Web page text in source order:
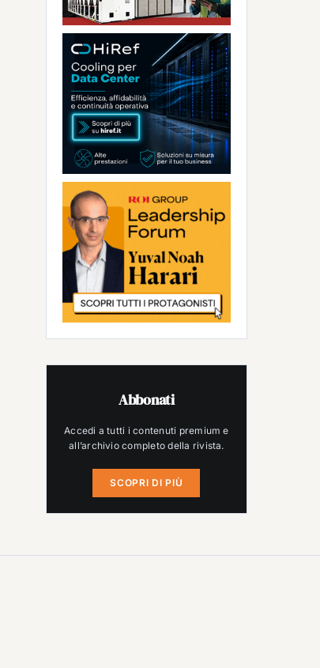
Abbonati
Accedi a tutti i contenuti premium e
all’archivio completo della rivista.
SCOPRI DI PIÙ